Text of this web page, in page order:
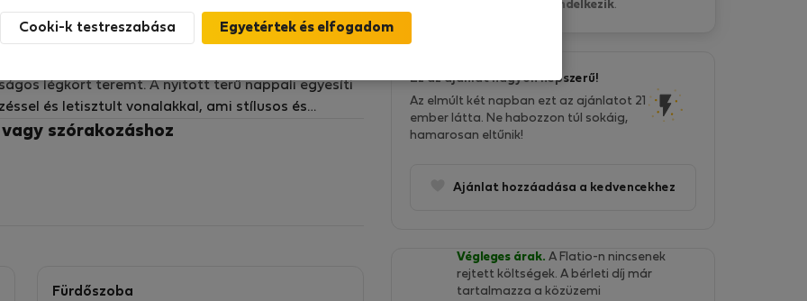
található, és kiváló természetes
légkört teremt. A nyitott terű nappali egyesíti
és letisztult vonalakkal, ami stílusos és
és mosógéppel, biztosítva a mindennapi
az egész éves kényelem érdekében, valamint
szórakozáshoz
Fürdőszoba
aránnyal rendelkezik.
Ez az ajánlat nagyon népszerű!
Az elmúlt két napban ezt az ajánlatot 21
ember látta. Ne habozzon túl sokáig,
hamarosan eltűnik!
Ajánlat hozzáadása a kedvencekhez
Végleges árak. A Flatio-n nincsenek
rejtett költségek. A bérleti díj már
tartalmazza a közüzemi
Cooki-k testreszabása